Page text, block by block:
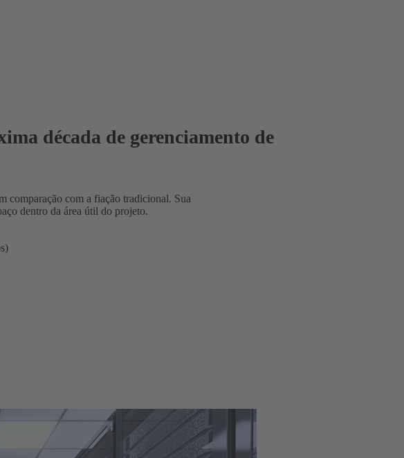
década de gerenciamento de
comparação com a fiação tradicional. Sua
dentro da área útil do projeto.